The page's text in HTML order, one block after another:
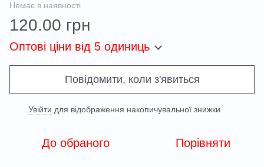
Немає в наявності
120.00 грн
Оптові ціни від 5 одиниць
Повідомити, коли з'явиться
Увійти для відображення накопичувальної знижки
До обраного Порівняти